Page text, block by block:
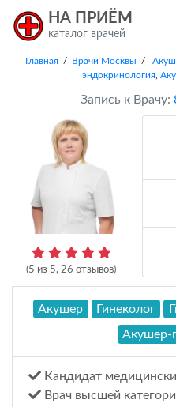
НА ПРИЁМ
каталог врачей
Главная / Врачи Москвы /
эндокринология
Запись к Врачу:
(5 из 5, 26 отзывов)
Акушер Гинеколог
Акушер-
Кандидат
Врач высшей